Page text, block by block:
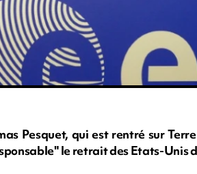
Pesquet, qui est rentré sur
le retrait des Etats-Unis